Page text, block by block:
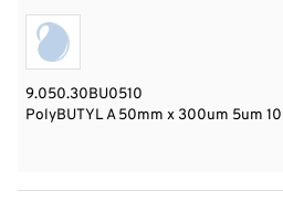
9.050.30BU0510
PolyBUTYL A 50mm x 300um 5um